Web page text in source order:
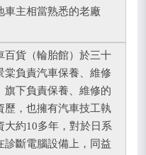
車主相當熟悉的老廠
百貨（輪胎館）於三十
棠負責汽車保養、維修
旗下負責保養、維修的
歷，也擁有汽車技工執
大約10多年，對於日系
診斷電腦設備上，同益